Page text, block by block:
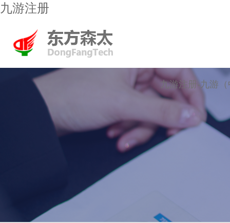
九游注册
九游注册-九游